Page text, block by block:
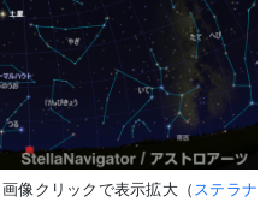
像クリックで表示拡大（ステラナ